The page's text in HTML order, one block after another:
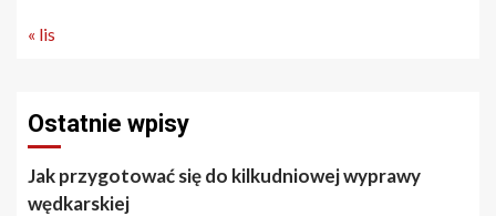
« lis
Ostatnie wpisy
Jak przygotować się do kilkudniowej wyprawy
wędkarskiej